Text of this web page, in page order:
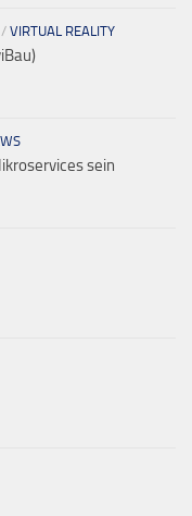
/ VIRTUAL REALITY
sein